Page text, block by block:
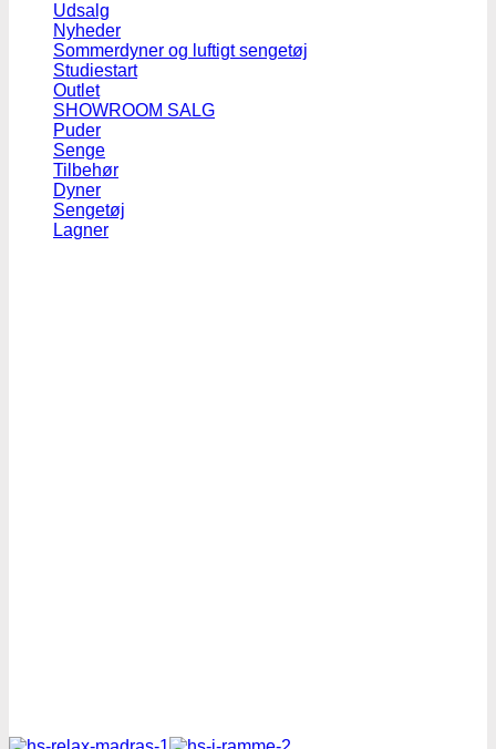
Udsalg
Nyheder
Sommerdyner og luftigt sengetøj
Studiestart
Outlet
SHOWROOM SALG
Puder
Senge
Tilbehør
Dyner
Sengetøj
Lagner